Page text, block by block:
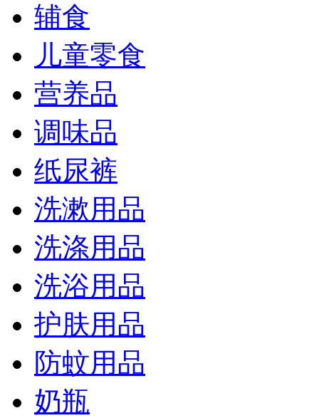
辅食
儿童零食
营养品
调味品
纸尿裤
洗漱用品
洗涤用品
洗浴用品
护肤用品
防蚊用品
奶瓶